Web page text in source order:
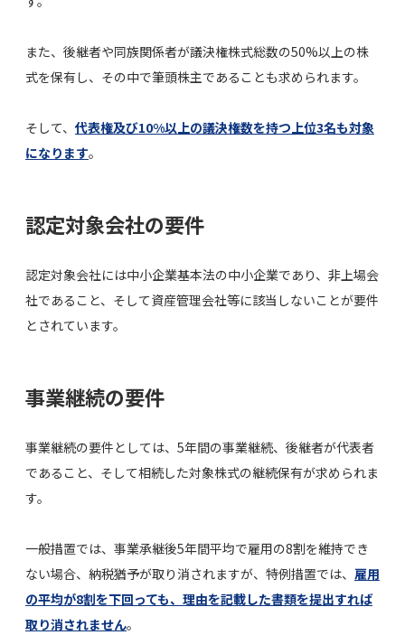
また、後継者や同族関係者が議決権株式総数の50%以上の株
式を保有し、その中で筆頭株主であることも求められます。
そして、 代表権及び10%以上の議決権数を持つ上位3名も対象
になります。
認定対象会社の要件
認定対象会社には中小企業基本法の中小企業であり、非上場会
社であること、そして資産管理会社等に該当しないことが要件
とされています。
事業継続の要件
事業継続の要件としては、5年間の事業継続、後継者が代表者
であること、そして相続した対象株式の継続保有が求められま
す。
一般措置では、事業承継後5年間平均で雇用の8割を維持でき
ない場合、納税猶予が取り消されますが、特例措置では、 雇用
の平均が8割を下回っても、理由を記載した書類を提出すれば
取り消されません。